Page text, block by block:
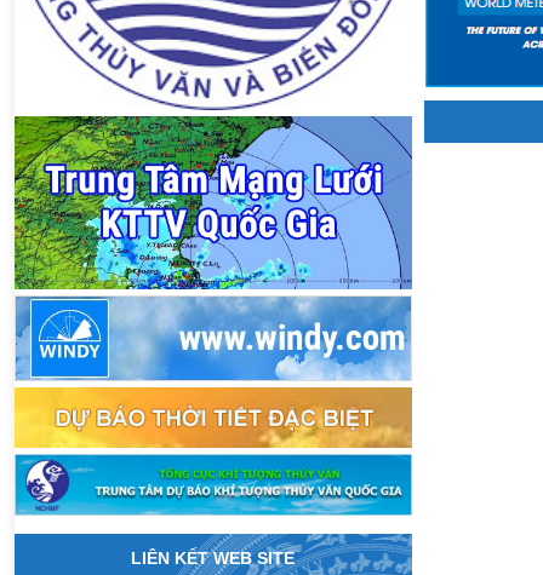
LIÊN KẾT WEB SITE